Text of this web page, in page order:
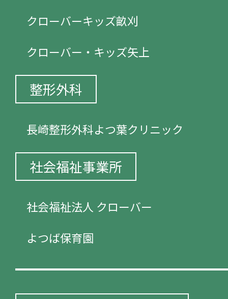
クローバーキッズ畝刈
クローバー・キッズ矢上
整形外科
長崎整形外科よつ葉クリニック
社会福祉事業所
社会福祉法人 クローバー
よつば保育園